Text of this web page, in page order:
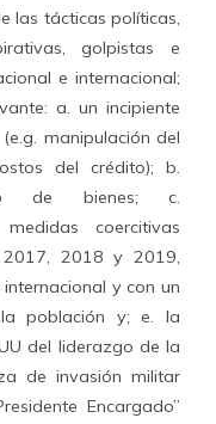
las tácticas políticas,
golpistas e
e internacional;
a. un incipiente
manipulación del
del crédito); b.
de bienes; c.
coercitivas
2017, 2018 y 2019,
y con un
población y; e. la
del liderazgo de la
de invasión militar
Encargado”